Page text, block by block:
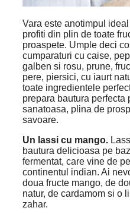
Vara este anotimpul
profiti din plin de toate
proaspete. Umple deci
cumparaturi cu caise,
galben si rosu, prune,
pere, piersici, cu iaurt
toate ingredientele
prepara bautura perfecta
sanatoasa, plina de
savoare.
Un lassi cu mango.
bautura delicioasa pe
fermentat, care vine de
continentul indian. Ai
doua fructe mango, de
natur, de cardamom si o
zahar.